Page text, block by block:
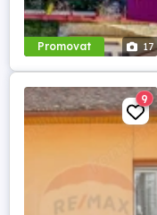
Promovat 17
9